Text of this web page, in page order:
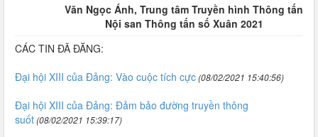
Văn Ngọc Ánh, Trung tâm Truyền hình Thông tấn
Nội san Thông tấn số Xuân 2021
CÁC TIN ĐÃ ĐĂNG:
Đại hội XIII của Đảng: Vào cuộc tích cực(08/02/2021 15:40:56)
Đại hội XIII của Đảng: Đảm bảo đường truyền thông
suốt(08/02/2021 15:39:17)